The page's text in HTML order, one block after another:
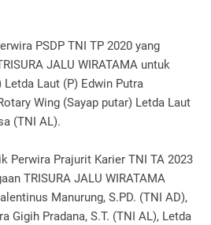
PSDP TNI TP 2020 yang
JALU WIRATAMA untuk
Letda Laut (P) Edwin Putra
Wing (Sayap putar) Letda Laut
(TNI AL).
Perwira Prajurit Karier TNI TA 2023
TRISURA JALU WIRATAMA
Manurung, S.PD. (TNI AD),
Gigih Pradana, S.T. (TNI AL), Letda